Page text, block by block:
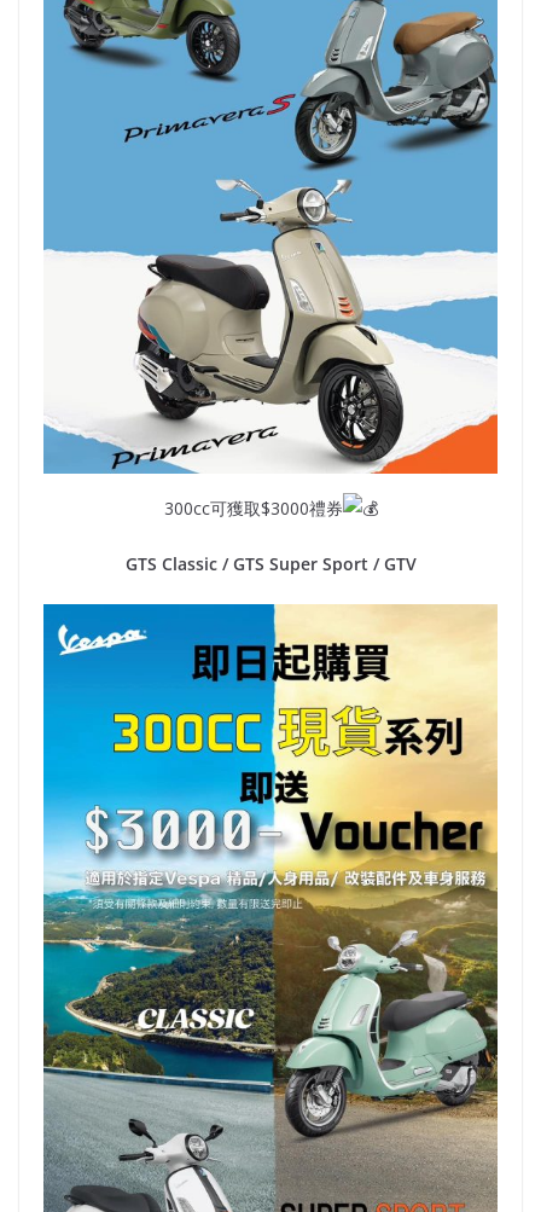
300cc可獲取$3000禮券
GTS Classic / GTS Super Sport / GTV